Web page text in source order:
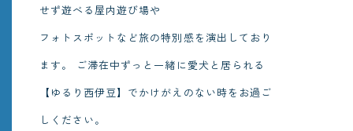
せず遊べる屋内遊び場や
フォトスポットなど旅の特別感を演出しており
ます。
ご滞在中ずっと一緒に愛犬と居られる
【ゆるり西伊豆】でかけがえのない時をお過ご
しください。